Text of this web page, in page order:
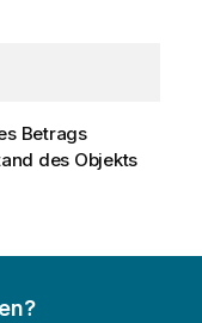
Betrags
des Objekts